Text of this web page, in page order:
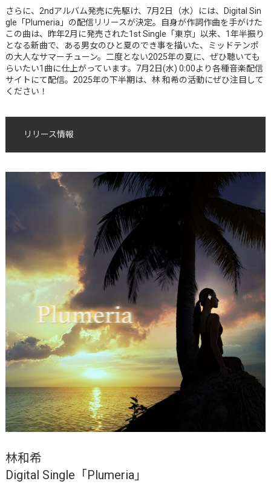
さらに、2ndアルバム発売に先駆け、7月2日（水）には、Digital Sin
gle「Plumeria」の配信リリースが決定。自身が作詞作曲を手がけた
この曲は、昨年2月に発売された1st Single「東京」以来、1年半振り
となる新曲で、ある男女のひと夏のでき事を描いた、ミッドテンポ
の大人なサマーチューン。二度とない2025年の夏に、ぜひ聴いても
らいたい1曲に仕上がっています。7月2日(水) 0:00より各種音楽配信
サイトにて配信。2025年の下半期は、林 和希の活動にぜひ注目して
ください！
リリース情報
林和希
Digital Single「Plumeria」